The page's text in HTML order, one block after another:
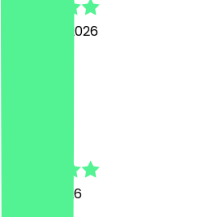
6. August 2026
27. Juli 2026